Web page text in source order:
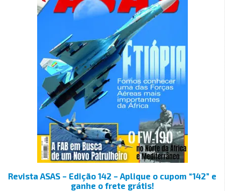
Revista ASAS – Edição 142 – Aplique o cupom “142” e
ganhe o frete grátis!